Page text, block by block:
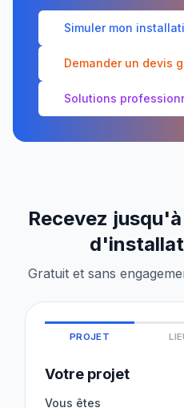
Simuler mon
Demander un devis
Solutions
Recevez
Gratuit et sans
PROJET
Votre projet
Vous êtes